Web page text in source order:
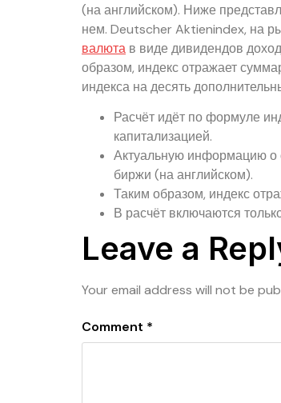
(на английском). Ниже
нем. Deutscher Aktienindex, на
валюта в виде дивидендов
образом, индекс отражает
индекса на десять
Расчёт идёт по формуле
капитализацией.
Актуальную информацию о
биржи (на английском).
Таким образом, индекс
В расчёт включаются
Leave a
Your email address will not be
Comment *